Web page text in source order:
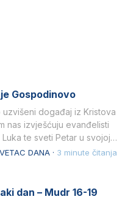
Gospodinovo
uzvišeni događaj iz Kristova
nas izvješćuju evanđelisti
te sveti Petar u svojoj
DANA · 3 minute čitanja
dan – Mudr 16-19